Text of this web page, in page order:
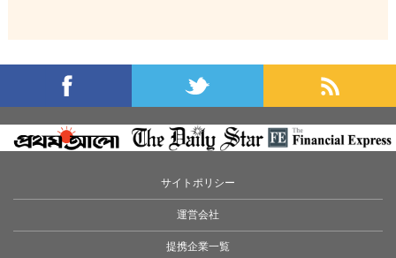
サイトポリシー
運営会社
提携企業一覧